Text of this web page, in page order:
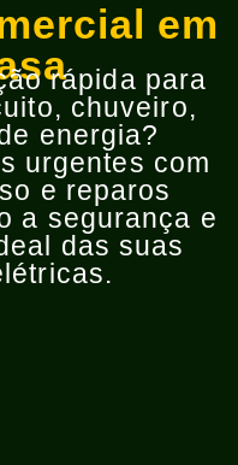
em
rápida para
chuveiro,
energia?
urgentes com
e reparos
a segurança e
das suas